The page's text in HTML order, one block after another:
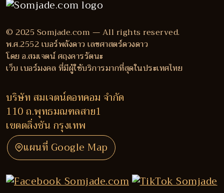
© 2025 Somjade.com — All rights reserved.
พ.ศ.2552 เบอร์พลังดาว เลขศาสตร์ดวงดาว
โดย อ.สมเจตน์ ศฤงคารรัตนะ
เว็บ เบอร์มงคล ที่มีผู้ใช้บริการมากที่สุดในประเทศไทย
บริษัท สมเจตน์ดอทคอม จำกัด
110 ถ.พุทธมณฑลสาย1
เขตตลิ่งชัน กรุงเทพ
แผนที่ Google Map